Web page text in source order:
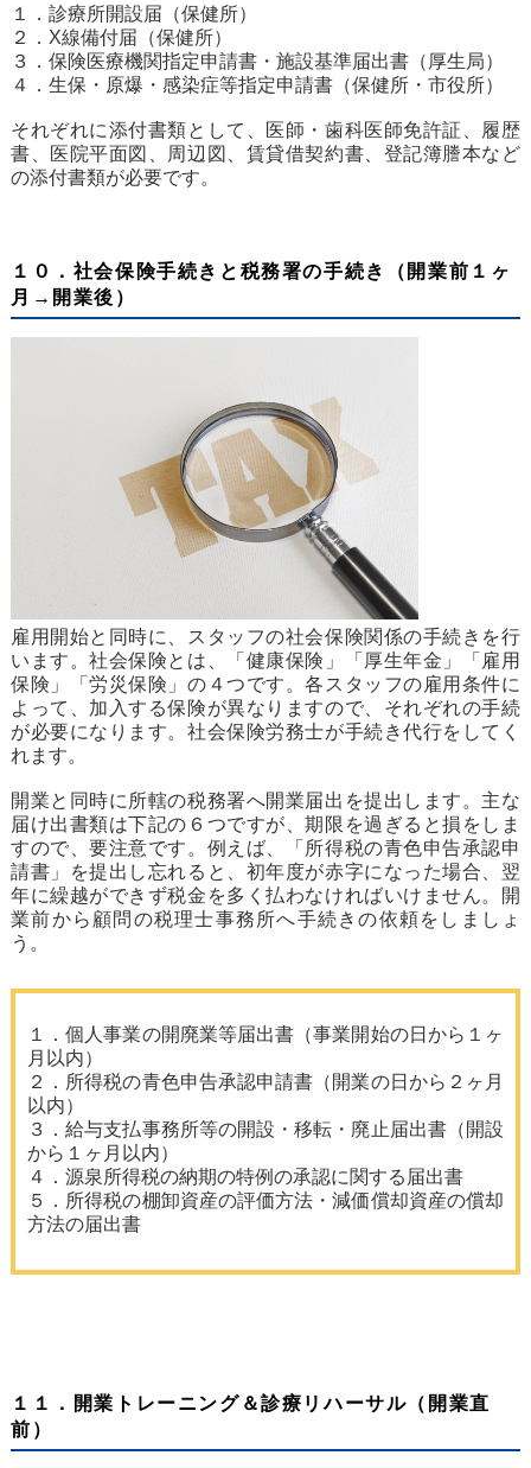
１．診療所開設届（保健所）
２．X線備付届（保健所）
３．保険医療機関指定申請書・施設基準届出書（厚生局）
４．生保・原爆・感染症等指定申請書（保健所・市役所）
それぞれに添付書類として、医師・歯科医師免許証、履歴
書、医院平面図、周辺図、賃貸借契約書、登記簿謄本など
の添付書類が必要です。
１０．社会保険手続きと税務署の手続き（開業前１ヶ
月→開業後）
雇用開始と同時に、スタッフの社会保険関係の手続きを行
います。社会保険とは、「健康保険」「厚生年金」「雇用
保険」「労災保険」の４つです。各スタッフの雇用条件に
よって、加入する保険が異なりますので、それぞれの手続
が必要になります。社会保険労務士が手続き代行をしてく
れます。
開業と同時に所轄の税務署へ開業届出を提出します。主な
届け出書類は下記の６つですが、期限を過ぎると損をしま
すので、要注意です。例えば、「所得税の青色申告承認申
請書」を提出し忘れると、初年度が赤字になった場合、翌
年に繰越ができず税金を多く払わなければいけません。開
業前から顧問の税理士事務所へ手続きの依頼をしましょ
う。
１．個人事業の開廃業等届出書（事業開始の日から１ヶ
月以内）
２．所得税の青色申告承認申請書（開業の日から２ヶ月
以内）
３．給与支払事務所等の開設・移転・廃止届出書（開設
から１ヶ月以内）
４．源泉所得税の納期の特例の承認に関する届出書
５．所得税の棚卸資産の評価方法・減価償却資産の償却
方法の届出書
１１．開業トレーニング＆診療リハーサル（開業直
前）